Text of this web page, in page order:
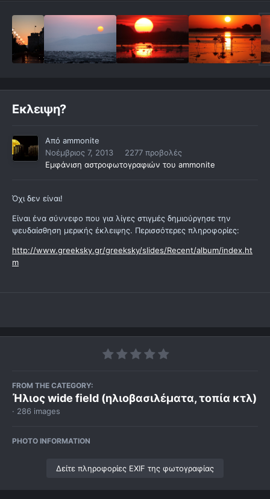
Εκλειψη?
Από ammonite
Νοέμβριος 7, 2013
2277 προβολές
Εμφάνιση αστροφωτογραφιών του ammonite
Όχι δεν είναι!
Είναι ένα σύννεφο που για λίγες στιγμές δημιούργησε την
ψευδαίσθηση μερικής έκλειψης. Περισσότερες πληροφορίες:
http://www.greeksky.gr/greeksky/slides/Recent/album/index.ht
m
FROM THE CATEGORY:
Ήλιος wide field (ηλιοβασιλέματα, τοπία κτλ)
· 286 images
PHOTO INFORMATION
Δείτε πληροφορίες EXIF της φωτογραφίας